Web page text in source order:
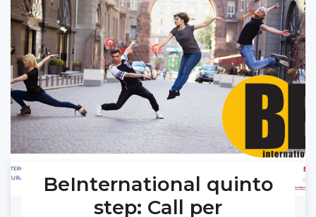
BeInternational quinto
step: Call per